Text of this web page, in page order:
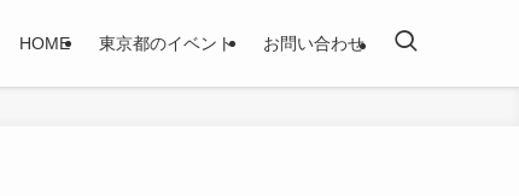
HOME 東京都のイベント お問い合わせ